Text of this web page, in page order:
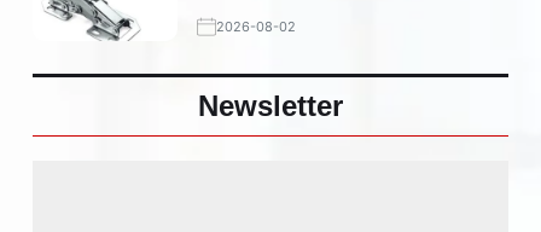
2026-08-02
Newsletter